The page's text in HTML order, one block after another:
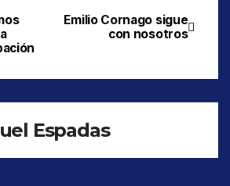
Emilio Cornago sigue
con nosotros
Espadas